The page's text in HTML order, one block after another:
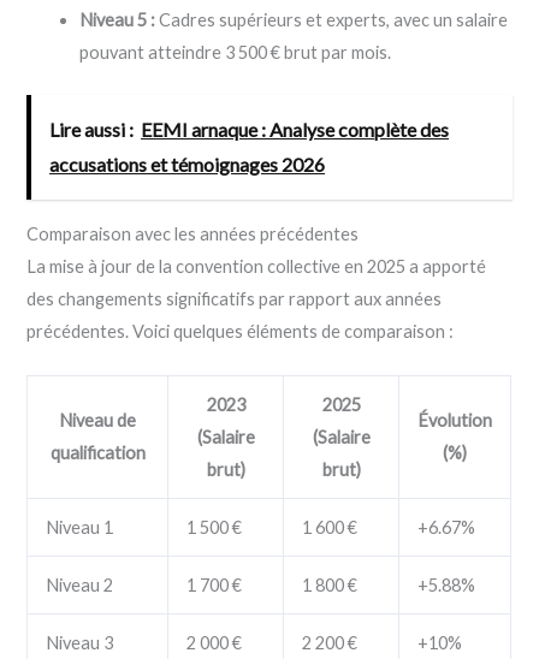
Niveau 5 :Cadres supérieurs et experts, avec un salaire
pouvant atteindre 3 500 € brut par mois.
Lire aussi : EEMI arnaque : Analyse complète des
accusations et témoignages 2026
Comparaison avec les années précédentes
La mise à jour de la convention collective en 2025 a apporté
des changements significatifs par rapport aux années
précédentes. Voici quelques éléments de comparaison :
Niveau de
qualification
2023
(Salaire
brut)
2025
(Salaire
brut)
Évolution
(%)
Niveau 1 1 500 € 1 600 € +6.67%
Niveau 2 1 700 € 1 800 € +5.88%
Niveau 3 2 000 € 2 200 € +10%